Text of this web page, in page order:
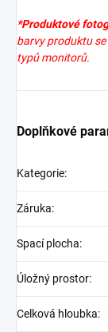
*Produktové
barvy produktu
typů monitorů.
Doplňkové
Kategorie:
Záruka:
Spací plocha:
Úložný prostor:
Celková hloubka: